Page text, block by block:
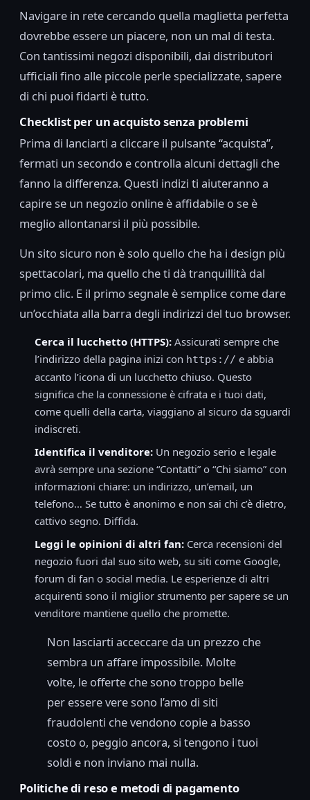
Navigare in rete cercando quella maglietta perfetta
dovrebbe essere un piacere, non un mal di testa.
Con tantissimi negozi disponibili, dai distributori
ufficiali fino alle piccole perle specializzate, sapere
di chi puoi fidarti è tutto.
Checklist per un acquisto senza problemi
Prima di lanciarti a cliccare il pulsante “acquista”,
fermati un secondo e controlla alcuni dettagli che
fanno la differenza. Questi indizi ti aiuteranno a
capire se un negozio online è affidabile o se è
meglio allontanarsi il più possibile.
Un sito sicuro non è solo quello che ha i design più
spettacolari, ma quello che ti dà tranquillità dal
primo clic. E il primo segnale è semplice come dare
un’occhiata alla barra degli indirizzi del tuo browser.
Cerca il lucchetto (HTTPS): Assicurati sempre che
l’indirizzo della pagina inizi con https:// e abbia
accanto l’icona di un lucchetto chiuso. Questo
significa che la connessione è cifrata e i tuoi dati,
come quelli della carta, viaggiano al sicuro da sguardi
indiscreti.
Identifica il venditore: Un negozio serio e legale
avrà sempre una sezione “Contatti” o “Chi siamo” con
informazioni chiare: un indirizzo, un’email, un
telefono… Se tutto è anonimo e non sai chi c’è dietro,
cattivo segno. Diffida.
Leggi le opinioni di altri fan: Cerca recensioni del
negozio fuori dal suo sito web, su siti come Google,
forum di fan o social media. Le esperienze di altri
acquirenti sono il miglior strumento per sapere se un
venditore mantiene quello che promette.
Non lasciarti acceccare da un prezzo che
sembra un affare impossibile. Molte
volte, le offerte che sono troppo belle
per essere vere sono l’amo di siti
fraudolenti che vendono copie a basso
costo o, peggio ancora, si tengono i tuoi
soldi e non inviano mai nulla.
Politiche di reso e metodi di pagamento